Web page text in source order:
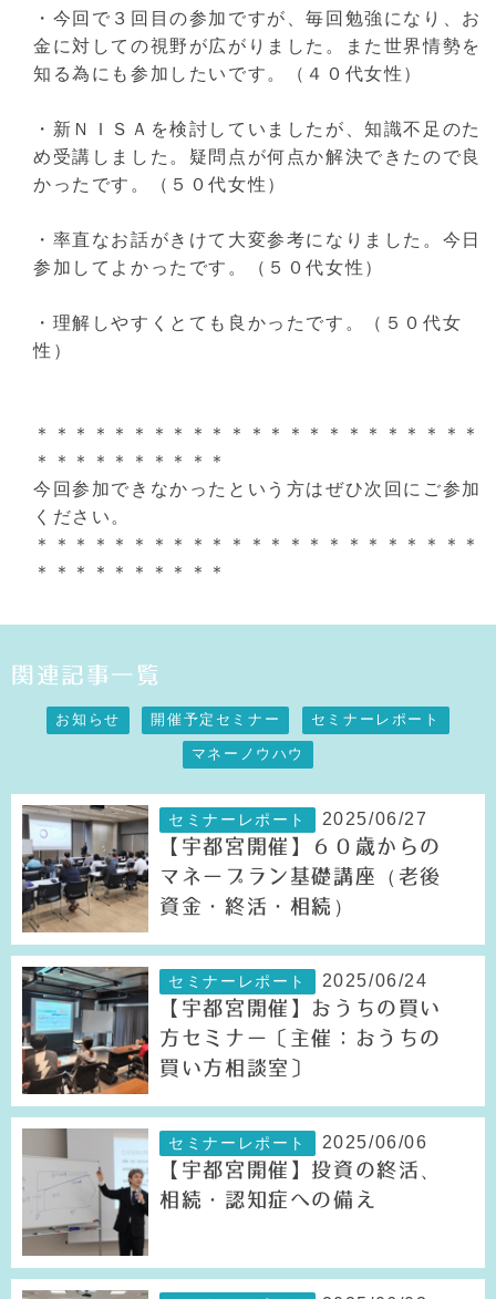
・今回で３回目の参加ですが、毎回勉強になり、お
金に対しての視野が広がりました。また世界情勢を
知る為にも参加したいです。（４０代女性）
・新ＮＩＳＡを検討していましたが、知識不足のた
め受講しました。疑問点が何点か解決できたので良
かったです。（５０代女性）
・率直なお話がきけて大変参考になりました。今日
参加してよかったです。（５０代女性）
・理解しやすくとても良かったです。（５０代女
性）
＊＊＊＊＊＊＊＊＊＊＊＊＊＊＊＊＊＊＊＊＊＊＊
＊＊＊＊＊＊＊＊＊＊
今回参加できなかったという方はぜひ次回にご参加
ください。
＊＊＊＊＊＊＊＊＊＊＊＊＊＊＊＊＊＊＊＊＊＊＊
＊＊＊＊＊＊＊＊＊＊
関連記事一覧
お知らせ 開催予定セミナー セミナーレポート
マネーノウハウ
セミナーレポート 2025/06/27
【宇都宮開催】６０歳からの
マネープラン基礎講座（老後
資金・終活・相続）
セミナーレポート 2025/06/24
【宇都宮開催】おうちの買い
方セミナー〔主催：おうちの
買い方相談室〕
セミナーレポート 2025/06/06
【宇都宮開催】投資の終活、
相続・認知症への備え